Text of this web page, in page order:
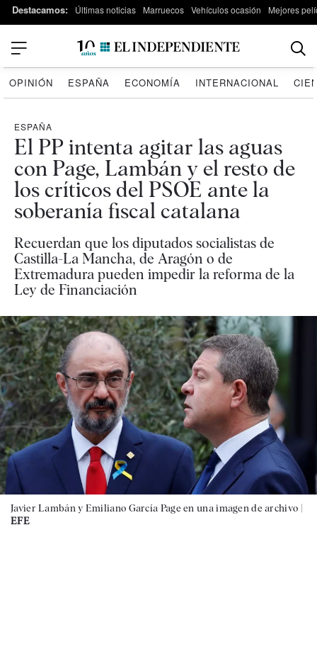
Destacamos: Últimas noticias Marruecos Vehículos ocasión Mejores
OPINIÓN ESPAÑA ECONOMÍA INTERNACIONAL
ESPAÑA
El PP intenta agitar las aguas
con Page, Lambán y el resto de
los críticos del PSOE ante la
soberanía fiscal catalana
Recuerdan que los diputados socialistas de
Castilla-La Mancha, de Aragón o de
Extremadura pueden impedir la reforma de la
Ley de Financiación
Javier Lambán y Emiliano García Page en una imagen de archivo |
EFE